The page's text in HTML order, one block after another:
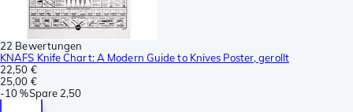
22 Bewertungen
KNAFS Knife Chart: A Modern Guide to Knives Poster, gerollt
22,50 €
25,00 €
-10 %Spare 2,50